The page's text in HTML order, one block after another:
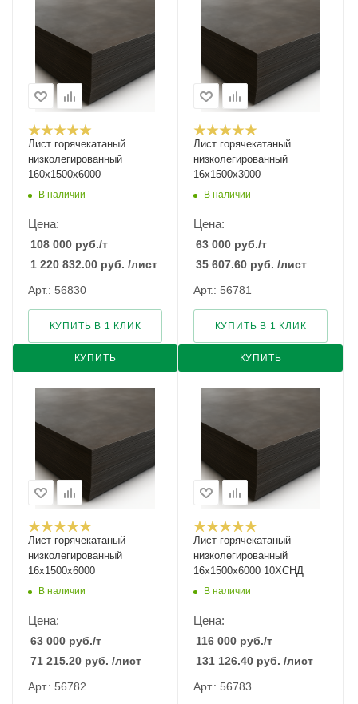
Лист горячекатаный
низколегированный
160х1500х6000
В наличии
Цена:
108 000 руб./т
1 220 832.00 руб. /лист
Арт.: 56830
КУПИТЬ
КУПИТЬ В 1 КЛИК
Лист горячекатаный
низколегированный
16х1500х3000
В наличии
Цена:
63 000 руб./т
35 607.60 руб. /лист
Арт.: 56781
КУПИТЬ
КУПИТЬ В 1 КЛИК
Лист горячекатаный
низколегированный
16х1500х6000
В наличии
Цена:
63 000 руб./т
71 215.20 руб. /лист
Арт.: 56782
Лист горячекатаный
низколегированный
16х1500х6000 10ХСНД
В наличии
Цена:
116 000 руб./т
131 126.40 руб. /лист
Арт.: 56783